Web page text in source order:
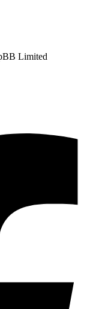
Limited